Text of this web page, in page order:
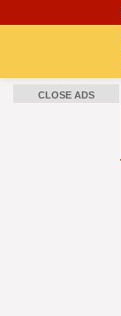
CLOSE ADS